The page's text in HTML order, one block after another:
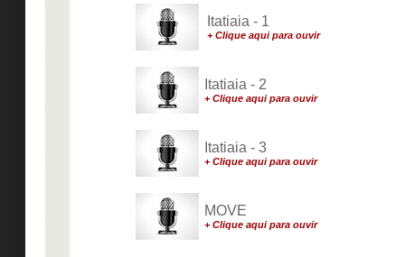
Itatiaia - 1
+ Clique aqui para ouvir
Itatiaia - 2
+ Clique aqui para ouvir
Itatiaia - 3
+ Clique aqui para ouvir
MOVE
+ Clique aqui para ouvir